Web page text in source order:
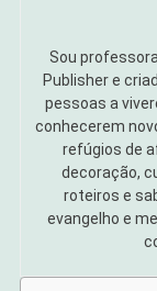
Sou
Publisher e
pessoas a
conhecerem
refúgios de
decoração,
roteiros e
evangelho e